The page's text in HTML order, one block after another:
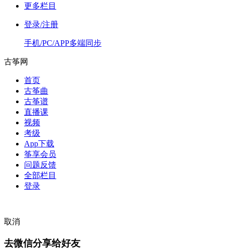
更多栏目
登录/注册
手机/PC/APP多端同步
古筝网
首页
古筝曲
古筝谱
直播课
视频
考级
App下载
筝享会员
问题反馈
全部栏目
登录
取消
去微信分享给好友